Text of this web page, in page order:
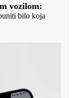
vozilom:
bilo koja